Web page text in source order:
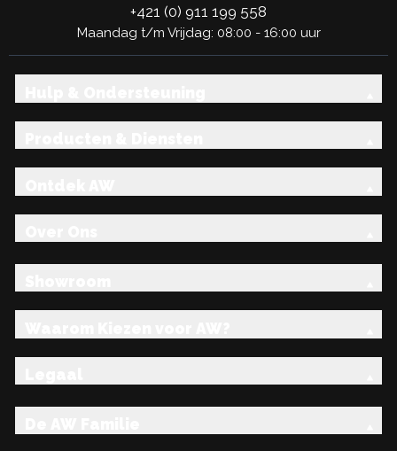
+421 (0) 911 199 558
Maandag t/m Vrijdag: 08:00 - 16:00 uur